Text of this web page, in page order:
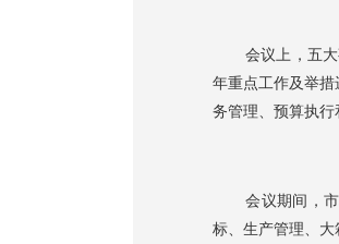
会议上，五大
年重点工作及举
务管理、预算执行
会议期间，市
标、生产管理、